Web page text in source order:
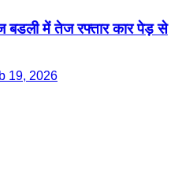
बडली में तेज रफ्तार कार पेड़ से
19, 2026